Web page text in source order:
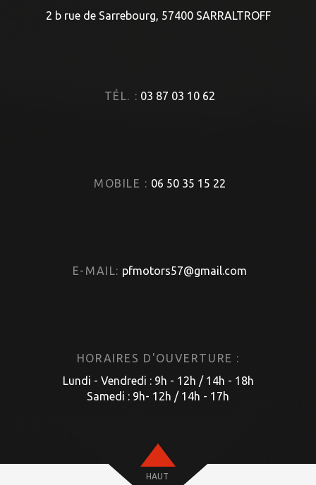
2 b rue de Sarrebourg, 57400 SARRALTROFF
TÉL. : 03 87 03 10 62
MOBILE : 06 50 35 15 22
E-MAIL: pfmotors57@gmail.com
HORAIRES D'OUVERTURE :
Lundi - Vendredi : 9h - 12h / 14h - 18h
Samedi : 9h- 12h / 14h - 17h
HAUT